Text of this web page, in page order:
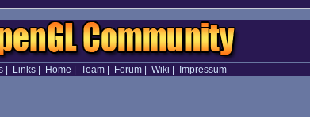
| Links| Home Team| Forum| Wiki Impressum